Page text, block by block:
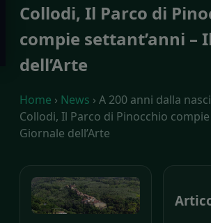
Collodi, Il Parco di
compie settant’anni –
dell’Arte
Home › News › A 200 anni dalla
Collodi, Il Parco di Pinocchio
Giornale dell’Arte